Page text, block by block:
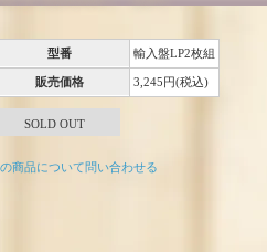
型番 輸入盤LP2枚組
販売価格 3,245円(税込)
SOLD OUT
の商品について問い合わせる